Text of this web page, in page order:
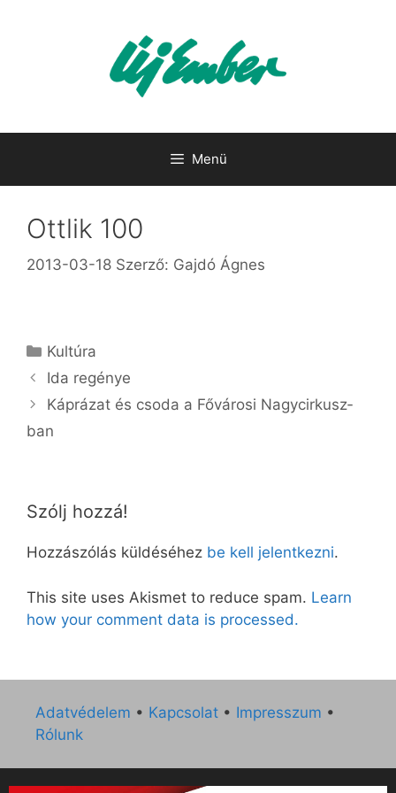
Menü
Ottlik 100
2013-03-18 Szerző: Gajdó Ágnes
Kategória
Kultúra
Ida re­gé­nye
Káp­rá­zat és cso­da a Fő­vá­ro­si Nagy­cir­kusz­
ban
Szólj hozzá!
Hozzászólás küldéséhez be kell jelentkezni.
This site uses Akismet to reduce spam. Learn
how your comment data is processed.
Adatvédelem • Kapcsolat • Impresszum •
Rólunk